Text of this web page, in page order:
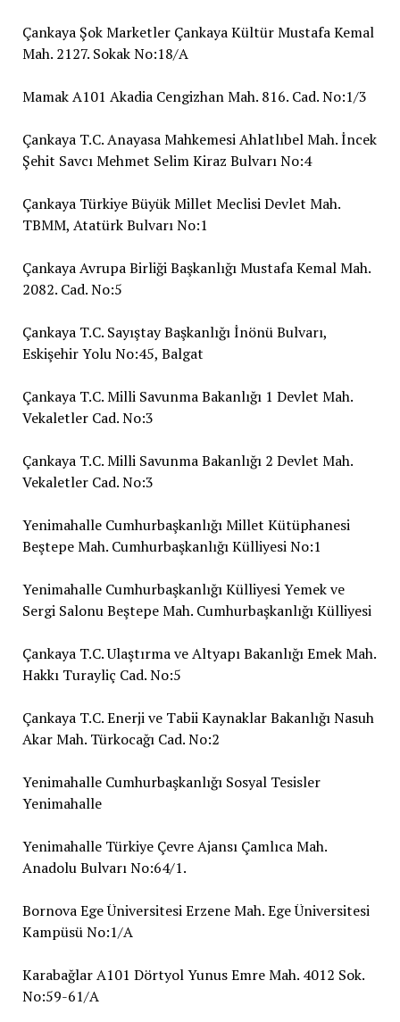
Çankaya Şok Marketler Çankaya Kültür Mustafa Kemal
Mah. 2127. Sokak No:18/A
Mamak A101 Akadia Cengizhan Mah. 816. Cad. No:1/3
Çankaya T.C. Anayasa Mahkemesi Ahlatlıbel Mah. İncek
Şehit Savcı Mehmet Selim Kiraz Bulvarı No:4
Çankaya Türkiye Büyük Millet Meclisi Devlet Mah.
TBMM, Atatürk Bulvarı No:1
Çankaya Avrupa Birliği Başkanlığı Mustafa Kemal Mah.
2082. Cad. No:5
Çankaya T.C. Sayıştay Başkanlığı İnönü Bulvarı,
Eskişehir Yolu No:45, Balgat
Çankaya T.C. Milli Savunma Bakanlığı 1 Devlet Mah.
Vekaletler Cad. No:3
Çankaya T.C. Milli Savunma Bakanlığı 2 Devlet Mah.
Vekaletler Cad. No:3
Yenimahalle Cumhurbaşkanlığı Millet Kütüphanesi
Beştepe Mah. Cumhurbaşkanlığı Külliyesi No:1
Yenimahalle Cumhurbaşkanlığı Külliyesi Yemek ve
Sergi Salonu Beştepe Mah. Cumhurbaşkanlığı Külliyesi
Çankaya T.C. Ulaştırma ve Altyapı Bakanlığı Emek Mah.
Hakkı Turayliç Cad. No:5
Çankaya T.C. Enerji ve Tabii Kaynaklar Bakanlığı Nasuh
Akar Mah. Türkocağı Cad. No:2
Yenimahalle Cumhurbaşkanlığı Sosyal Tesisler
Yenimahalle
Yenimahalle Türkiye Çevre Ajansı Çamlıca Mah.
Anadolu Bulvarı No:64/1.
Bornova Ege Üniversitesi Erzene Mah. Ege Üniversitesi
Kampüsü No:1/A
Karabağlar A101 Dörtyol Yunus Emre Mah. 4012 Sok.
No:59-61/A